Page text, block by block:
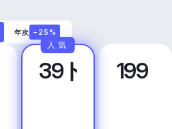
年次 −25%
プ
ロ
39ドル
人気
ビ
ジ
199